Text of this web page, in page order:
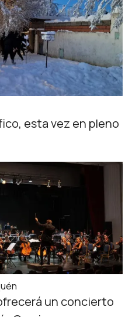
esta vez en pleno
un concierto